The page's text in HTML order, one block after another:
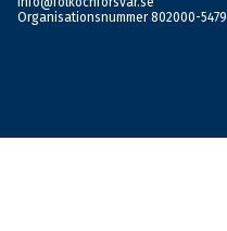
Organisationsnummer 802000-5479